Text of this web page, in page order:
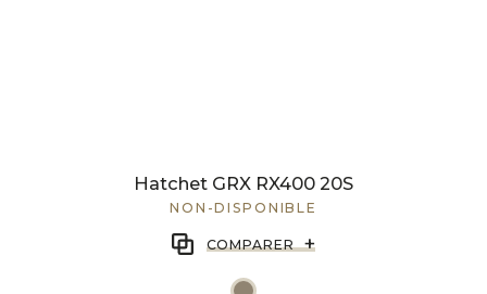
Hatchet GRX RX400 20S
NON-DISPONIBLE
COMPARER +